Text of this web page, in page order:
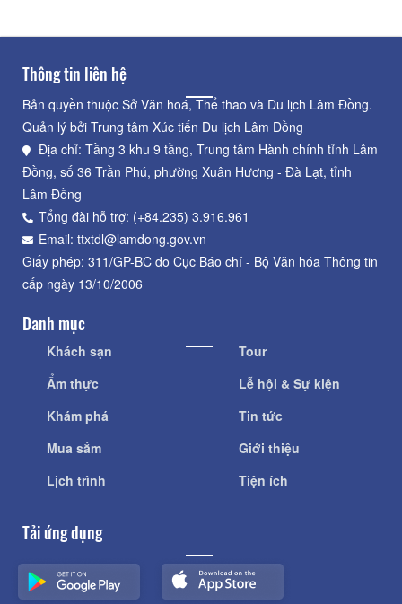
Thông tin liên hệ
Bản quyền thuộc Sở Văn hoá, Thể thao và Du lịch Lâm Đồng.
Quản lý bởi Trung tâm Xúc tiến Du lịch Lâm Đồng
Địa chỉ: Tầng 3 khu 9 tầng, Trung tâm Hành chính tỉnh Lâm
Đồng, số 36 Trần Phú, phường Xuân Hương - Đà Lạt, tỉnh
Lâm Đồng
Tổng đài hỗ trợ: (+84.235) 3.916.961
Email: ttxtdl@lamdong.gov.vn
Giấy phép: 311/GP-BC do Cục Báo chí - Bộ Văn hóa Thông tin
cấp ngày 13/10/2006
Danh mục
Khách sạn
Ẩm thực
Khám phá
Mua sắm
Lịch trình
Tour
Lễ hội & Sự kiện
Tin tức
Giới thiệu
Tiện ích
Tải ứng dụng